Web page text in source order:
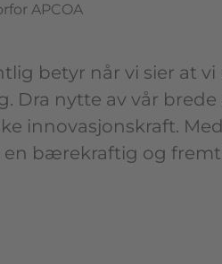
APCOA
betyr når vi sier at
Dra nytte av vår
innovasjonskraft.
en bærekraftig og